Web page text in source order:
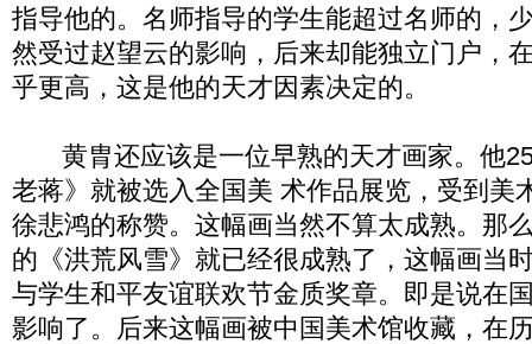
指导他的。名师指导的学生能超过名师的，
然受过赵望云的影响，后来却能独立门户，
乎更高，这是他的天才因素决定的。
黄胄还应该是一位早熟的天才画家。他
老蒋》就被选入全国美 术作品展览，受到美
徐悲鸿的称赞。这幅画当然不算太成熟。那
的《洪荒风雪》就已经很成熟了，这幅画当
与学生和平友谊联欢节金质奖章。即是说在
影响了。后来这幅画被中国美术馆收藏，在